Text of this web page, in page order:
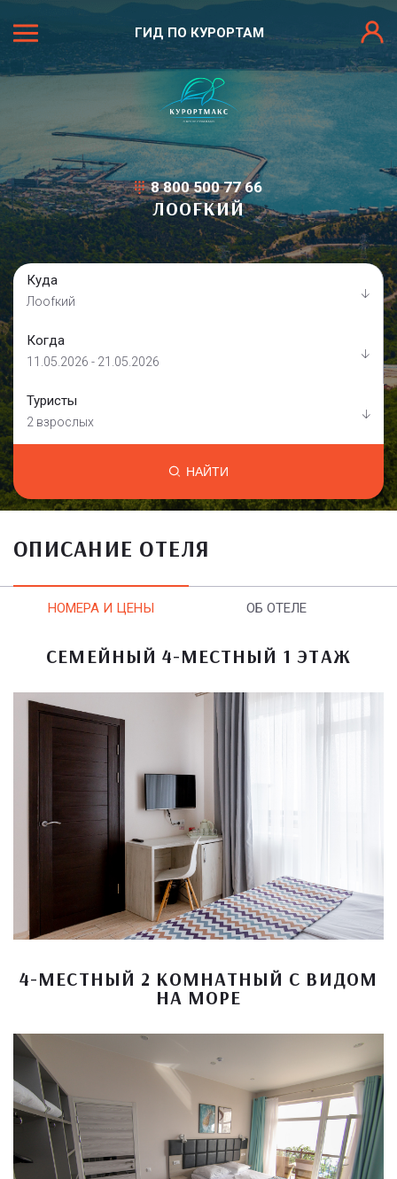
ГИД ПО КУРОРТАМ
8 800 500 77 66
ЛООFКИЙ
Куда
Лооfкий
Когда
11.05.2026 - 21.05.2026
Туристы
2 взрослых
НАЙТИ
ОПИСАНИЕ ОТЕЛЯ
НОМЕРА И ЦЕНЫ ОБ ОТЕЛЕ
СЕМЕЙНЫЙ 4-МЕСТНЫЙ 1 ЭТАЖ
4-МЕСТНЫЙ 2 КОМНАТНЫЙ С ВИДОМ
НА МОРЕ